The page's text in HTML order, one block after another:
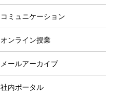
コミュニケーション
オンライン授業
メールアーカイブ
社内ポータル